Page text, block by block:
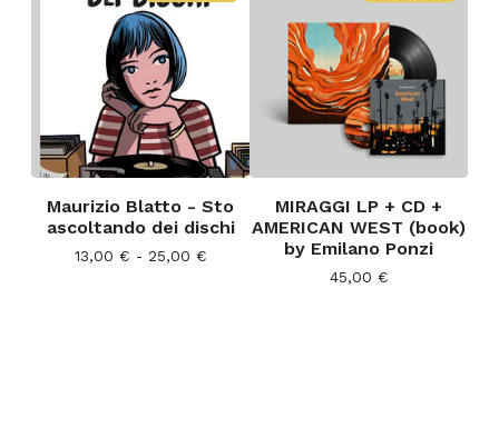
Maurizio Blatto - Sto
ascoltando dei dischi
13,00 € - 25,00 €
MIRAGGI LP + CD +
AMERICAN WEST (book)
by Emilano Ponzi
45,00 €